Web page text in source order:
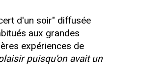
d'un soir" diffusée
aux grandes
expériences de
puisqu'on avait un